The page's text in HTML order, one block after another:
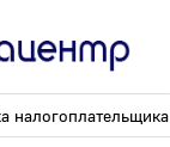
налогоплательщика